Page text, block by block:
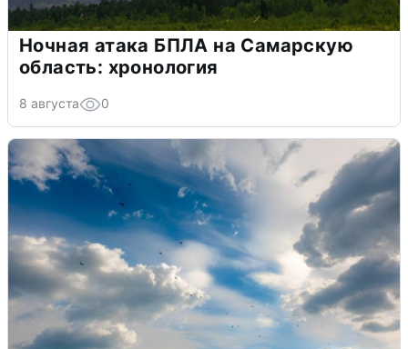
Ночная атака БПЛА на Самарскую
область: хронология
8 августа 0